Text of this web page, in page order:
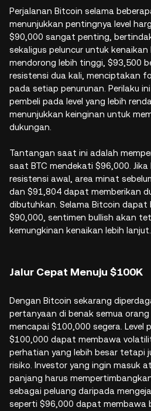
Perjalanan Bitcoin selama
menunjukkan pentingnya level
$90,000 sangat penting,
sekaligus peluncur untuk
mendorong lebih tinggi, $93,500
resistensi dua kali, menciptakan
pada setiap penurunan. Perilaku
pembeli pada level yang lebih
menunjukkan keinginan untuk
dukungan.
Tantangan saat ini adalah
saat BTC mendekati $96,000.
resistensi awal, area minat
dan $91,804 dapat memberikan
dibutuhkan. Selama Bitcoin
$90,000, sentimen bullish akan
kemungkinan kenaikan lebih lanjut.
Jalur Cepat Menuju $100K
Dengan Bitcoin sekarang
pertanyaan di benak semua
mencapai $100,000 segera. Level
$100,000 dapat membawa
perhatian yang lebih besar tetapi
risiko. Investor yang ingin masuk
panjang harus
sebagai peluang daripada
seperti $96,000 dapat membawa